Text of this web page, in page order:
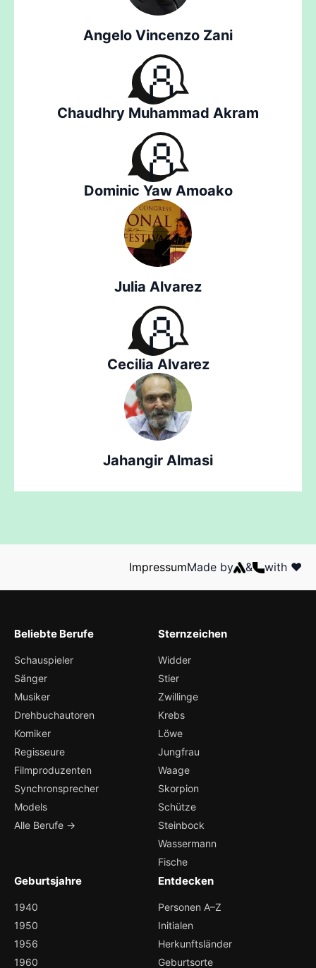
Angelo Vincenzo Zani
Chaudhry Muhammad Akram
Dominic Yaw Amoako
Julia Alvarez
Cecilia Alvarez
Jahangir Almasi
ImpressumMade by & with ❤️
Beliebte Berufe
Schauspieler
Sänger
Musiker
Drehbuchautoren
Komiker
Regisseure
Filmproduzenten
Synchronsprecher
Models
Alle Berufe →
Sternzeichen
Widder
Stier
Zwillinge
Krebs
Löwe
Jungfrau
Waage
Skorpion
Schütze
Steinbock
Wassermann
Fische
Geburtsjahre
1940
1950
1956
1960
Entdecken
Personen A–Z
Initialen
Herkunftsländer
Geburtsorte